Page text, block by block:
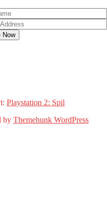
Now
Playstation 2: Spil
by Themehunk WordPress